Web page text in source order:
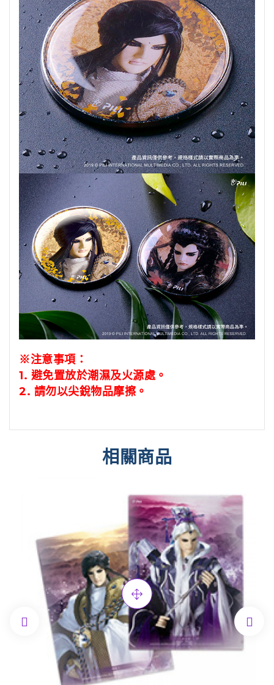
※注意事項：
1. 避免置放於潮濕及火源處。
2. 請勿以尖銳物品摩擦。
相關商品
 